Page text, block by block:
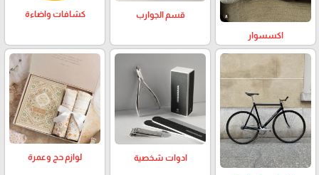
اكسسوار
قسم الجوارب كشافات واضاءة
ادوات شخصية لوازم حج وعمرة